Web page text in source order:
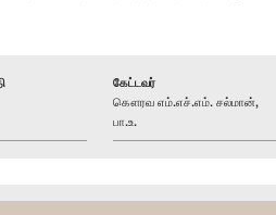
கேட்டவர்
கௌரவ எம்.எச்.எம். சல்மான்,
பா.உ.